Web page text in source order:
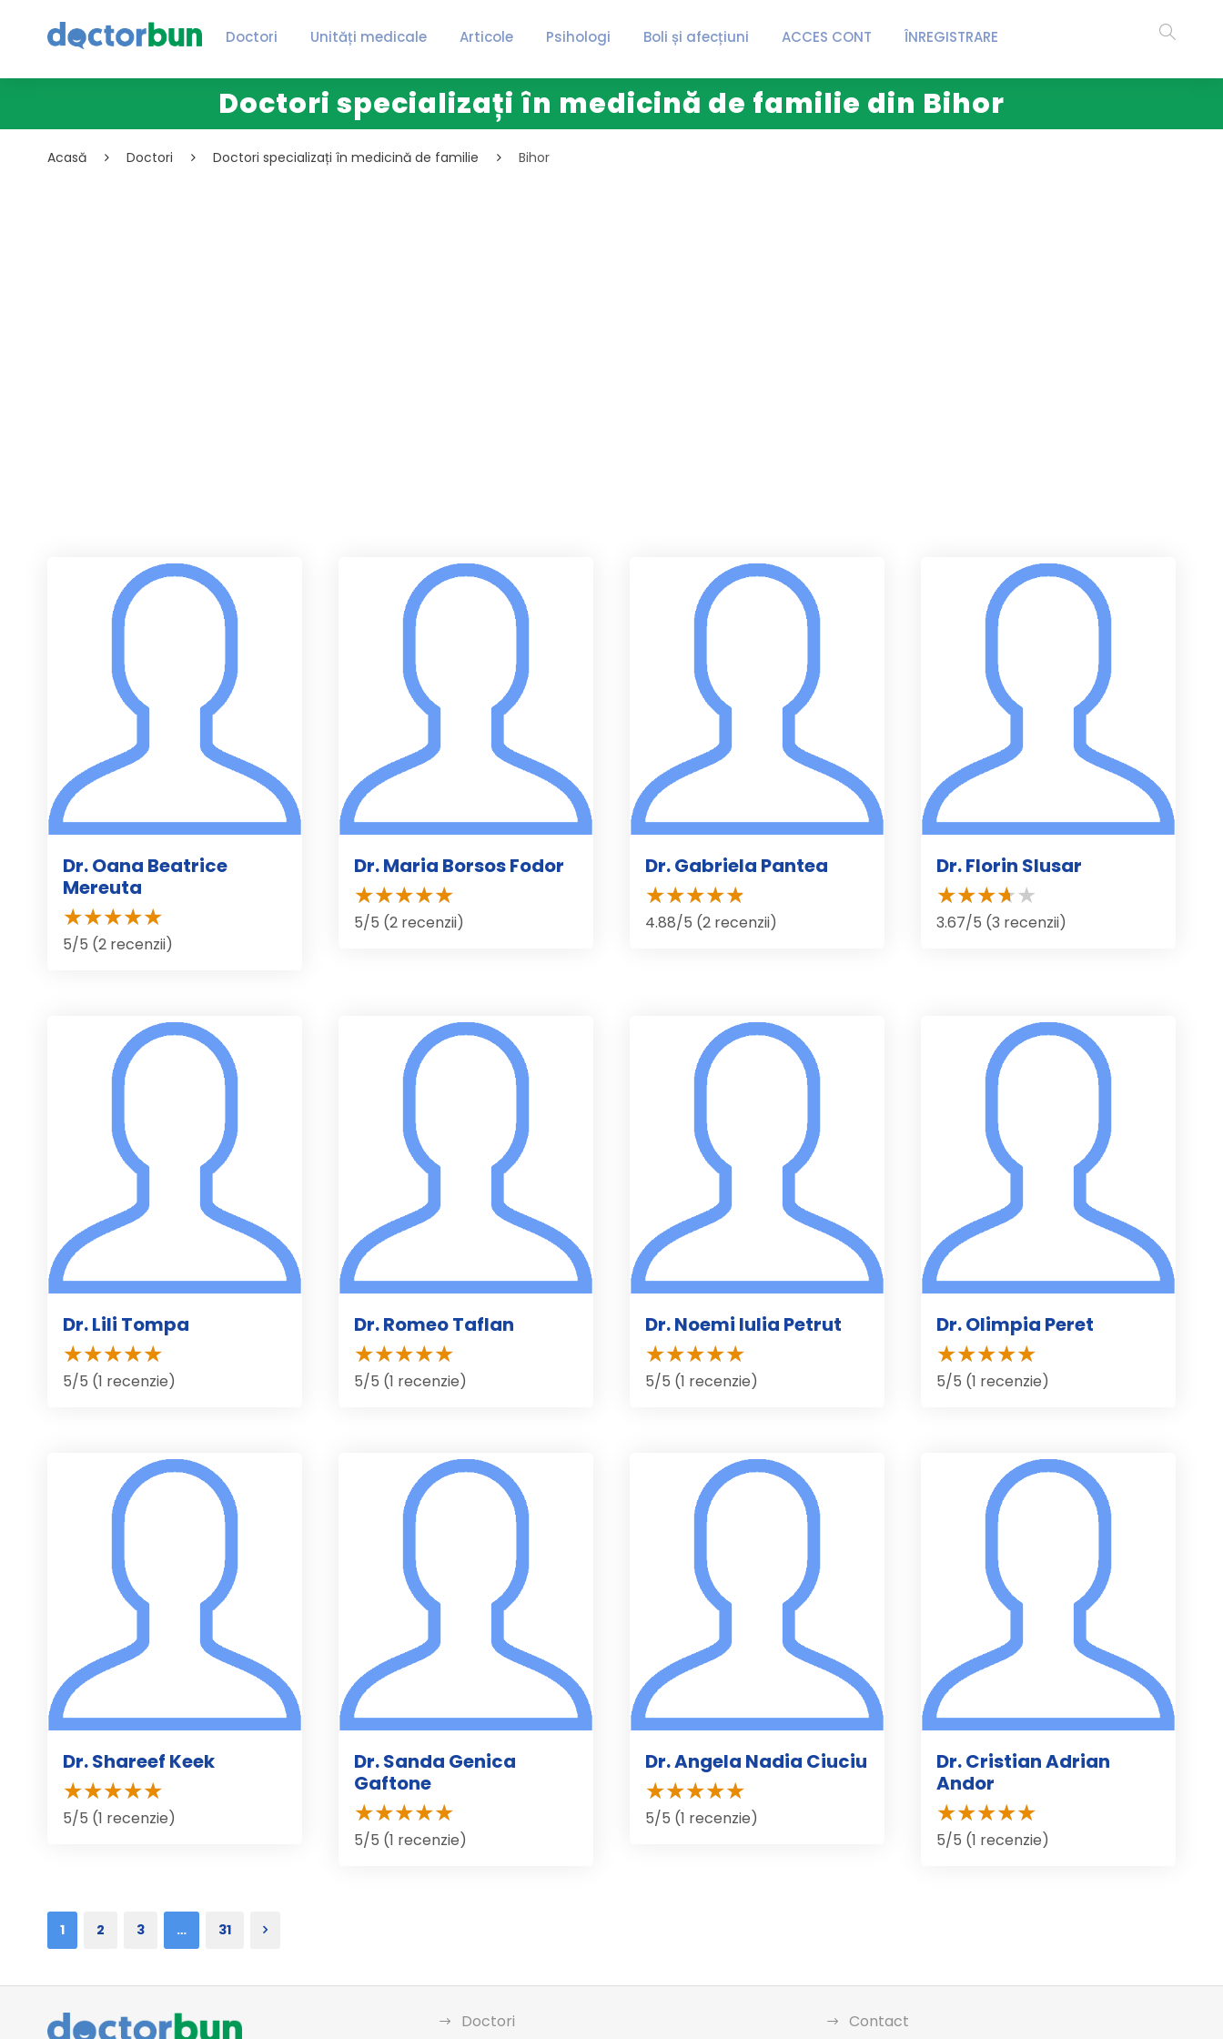
Doctori Unități medicale Articole Psihologi Boli și afecțiuni ACCES CONT ÎNREGISTRARE
Doctori specializați în medicină de familie din Bihor
Acasă Doctori Doctori specializați în medicină de familie Bihor
Dr. Oana Beatrice
Mereuta
5/5 (2 recenzii)
Dr. Maria Borsos Fodor
5/5 (2 recenzii)
Dr. Gabriela Pantea
4.88/5 (2 recenzii)
Dr. Florin Slusar
3.67/5 (3 recenzii)
Dr. Lili Tompa
5/5 (1 recenzie)
Dr. Romeo Taflan
5/5 (1 recenzie)
Dr. Noemi Iulia Petrut
5/5 (1 recenzie)
Dr. Olimpia Peret
5/5 (1 recenzie)
Dr. Shareef Keek
5/5 (1 recenzie)
Dr. Sanda Genica
Gaftone
5/5 (1 recenzie)
Dr. Angela Nadia Ciuciu
5/5 (1 recenzie)
Dr. Cristian Adrian
Andor
5/5 (1 recenzie)
1 2 3 … 31
Doctori Contact